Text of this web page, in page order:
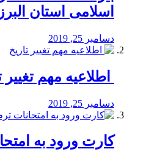
اسلامی استان البرز
دسامبر 25, 2019
اطلاعیه مهم تغییر
دسامبر 25, 2019
کارت ورود به